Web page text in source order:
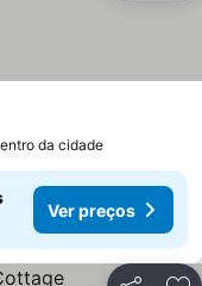
da cidade
Ver preços